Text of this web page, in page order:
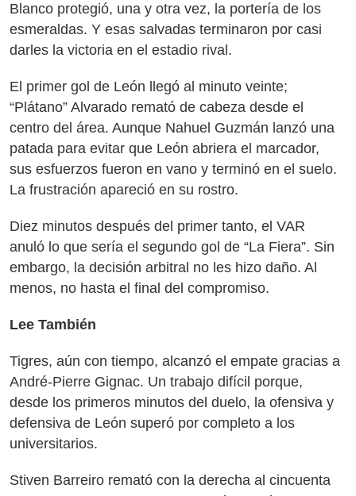
Blanco protegió, una y otra vez, la portería de los
esmeraldas. Y esas salvadas terminaron por casi
darles la victoria en el estadio rival.
El primer gol de León llegó al minuto veinte;
“Plátano” Alvarado remató de cabeza desde el
centro del área. Aunque Nahuel Guzmán lanzó una
patada para evitar que León abriera el marcador,
sus esfuerzos fueron en vano y terminó en el suelo.
La frustración apareció en su rostro.
Diez minutos después del primer tanto, el VAR
anuló lo que sería el segundo gol de “La Fiera”. Sin
embargo, la decisión arbitral no les hizo daño. Al
menos, no hasta el final del compromiso.
Lee También
Tigres, aún con tiempo, alcanzó el empate gracias a
André-Pierre Gignac. Un trabajo difícil porque,
desde los primeros minutos del duelo, la ofensiva y
defensiva de León superó por completo a los
universitarios.
Stiven Barreiro remató con la derecha al cincuenta